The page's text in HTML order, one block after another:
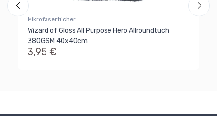
Mikrofasertücher
Wizard of Gloss All Purpose Hero Allroundtuch
380GSM 40x40cm
3,95 €